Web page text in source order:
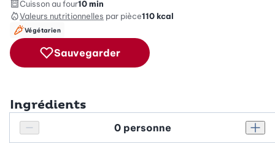
Cuisson au four10 min
Valeurs nutritionnelles par pièce110kcal
Végétarien
Sauvegarder
Ingrédients
Réduire le nombre de personnes
Personnes